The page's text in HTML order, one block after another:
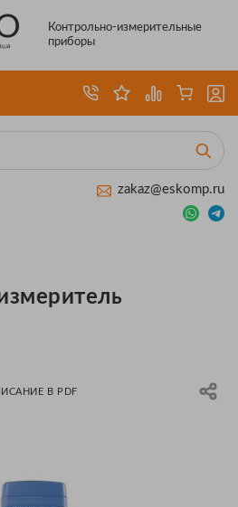
Контрольно-измерительные
приборы
zakaz@eskomp.ru
В PDF